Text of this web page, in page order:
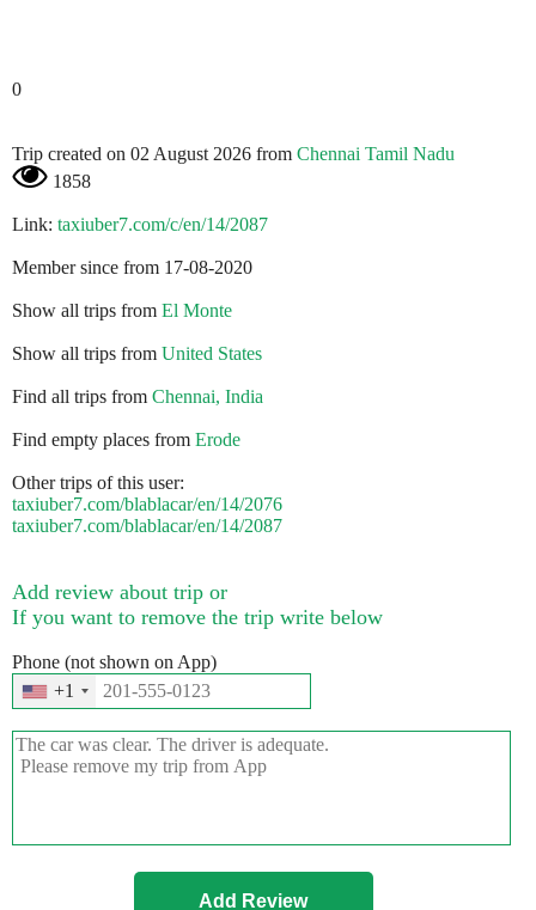
0
Trip created on 02 August 2026 from Chennai Tamil Nadu
1858
Link: taxiuber7.com/c/en/14/2087
Member since from 17-08-2020
Show all trips from El Monte
Show all trips from United States
Find all trips from Chennai, India
Find empty places from Erode
Other trips of this user:
taxiuber7.com/blablacar/en/14/2076
taxiuber7.com/blablacar/en/14/2087
Add review about trip or
If you want to remove the trip write below
Phone (not shown on App)
+1